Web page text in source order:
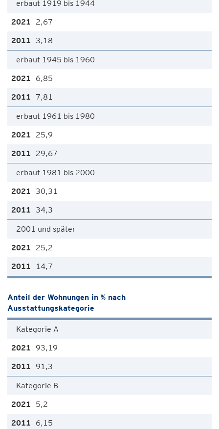
erbaut 1919 bis 1944
2,67
3,18
erbaut 1945 bis 1960
6,85
7,81
erbaut 1961 bis 1980
25,9
29,67
erbaut 1981 bis 2000
30,31
34,3
2001 und später
25,2
14,7
Anteil der Wohnungen in % nach
Ausstattungskategorie
Kategorie A
93,19
91,3
Kategorie B
5,2
6,15